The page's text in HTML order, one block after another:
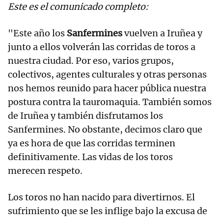
Este es el comunicado completo:
"Este año los Sanferminesvuelven a Iruñea y
junto a ellos volverán las corridas de toros a
nuestra ciudad. Por eso, varios grupos,
colectivos, agentes culturales y otras personas
nos hemos reunido para hacer pública nuestra
postura contra la tauromaquia. También somos
de Iruñea y también disfrutamos los
Sanfermines. No obstante, decimos claro que
ya es hora de que las corridas terminen
definitivamente. Las vidas de los toros
merecen respeto.
Los toros no han nacido para divertirnos. El
sufrimiento que se les inflige bajo la excusa de